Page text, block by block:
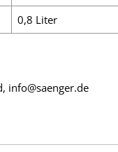
0,8 Liter
info@saenger.de